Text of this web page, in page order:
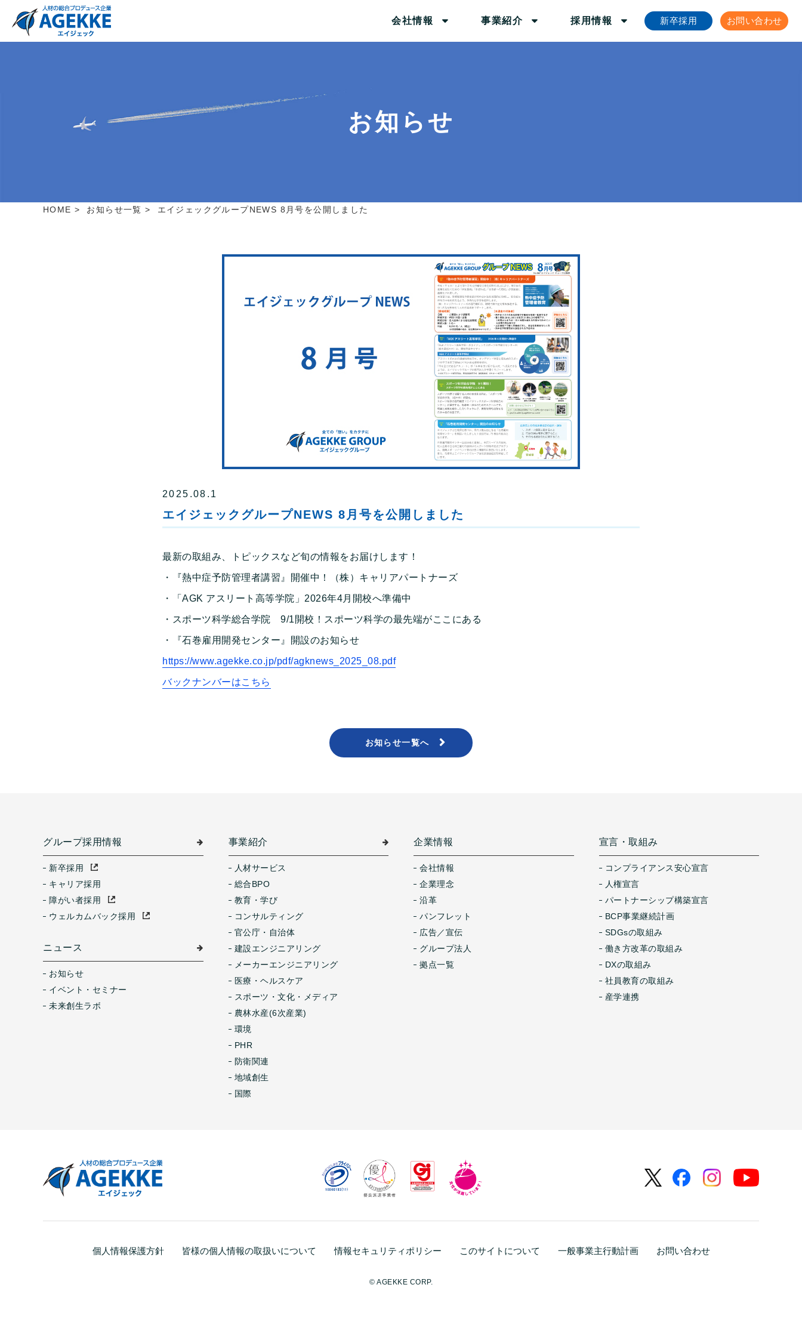
お問い合わせ
新卒採用
会社情報 事業紹介 採用情報
お知らせ
HOME > お知らせ一覧 > エイジェックグループNEWS 8月号を公開しました
2025.08.1
エイジェックグループNEWS 8月号を公開しました
最新の取組み、トピックスなど旬の情報をお届けします！
・『熱中症予防管理者講習』開催中！（株）キャリアパートナーズ
・「AGK アスリート高等学院」2026年4月開校へ準備中
・スポーツ科学総合学院 9/1開校！スポーツ科学の最先端がここにある
・『石巻雇用開発センター』開設のお知らせ
https://www.agekke.co.jp/pdf/agknews_2025_08.pdf
バックナンバーはこちら
お知らせ一覧へ
グループ採用情報
新卒採用
キャリア採用
障がい者採用
ウェルカムバック採用
ニュース
お知らせ
イベント・セミナー
未来創生ラボ
事業紹介
人材サービス
総合BPO
教育・学び
コンサルティング
官公庁・自治体
建設エンジニアリング
メーカーエンジニアリング
医療・ヘルスケア
スポーツ・文化・メディア
農林水産(6次産業)
環境
PHR
防衛関連
地域創生
国際
企業情報
会社情報
企業理念
沿革
パンフレット
広告／宣伝
グループ法人
拠点一覧
宣言・取組み
コンプライアンス安心宣言
人権宣言
パートナーシップ構築宣言
BCP事業継続計画
SDGsの取組み
働き方改革の取組み
DXの取組み
社員教育の取組み
産学連携
個人情報保護方針 皆様の個人情報の取扱いについて 情報セキュリティポリシー このサイトについて 一般事業主行動計画 お問い合わせ
© AGEKKE CORP.